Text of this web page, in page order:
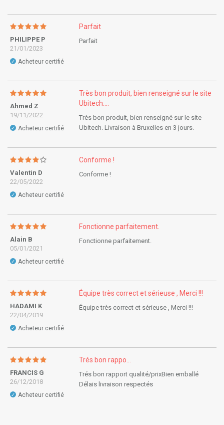
PHILIPPE P
21/01/2023
✓ Acheteur certifié
Parfait
Parfait
Ahmed Z
19/11/2022
✓ Acheteur certifié
Très bon produit, bien renseigné sur le site
Ubitech....
Très bon produit, bien renseigné sur le site
Ubitech. Livraison à Bruxelles en 3 jours.
Valentin D
22/05/2022
✓ Acheteur certifié
Conforme !
Conforme !
Alain B
05/01/2021
✓ Acheteur certifié
Fonctionne parfaitement.
Fonctionne parfaitement.
HADAMI K
22/04/2019
✓ Acheteur certifié
Équipe très correct et sérieuse , Merci !!!
Équipe très correct et sérieuse , Merci !!!
FRANCIS G
26/12/2018
✓ Acheteur certifié
Trés bon rappo...
Trés bon rapport qualité/prixBien emballé
Délais livraison respectés